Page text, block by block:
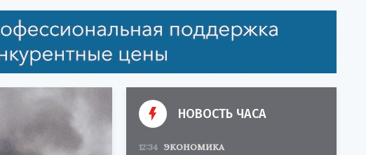
НОВОСТЬ ЧАСА
12:34 ЭКОНОМИКА